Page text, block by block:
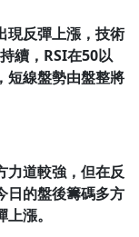
現反彈上漲，技術
續，RSI在50以
短線盤勢由盤整將
力道較強，但在反
日的盤後籌碼多方
漲。